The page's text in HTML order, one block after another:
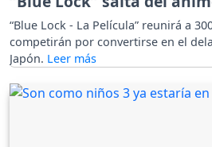
“Blue Lock - La Película” reunirá a
competirán por convertirse en el
Japón.